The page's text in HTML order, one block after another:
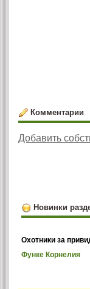
Комментарии
Добавить
Новинки
Охотники за
Функе Корнелия